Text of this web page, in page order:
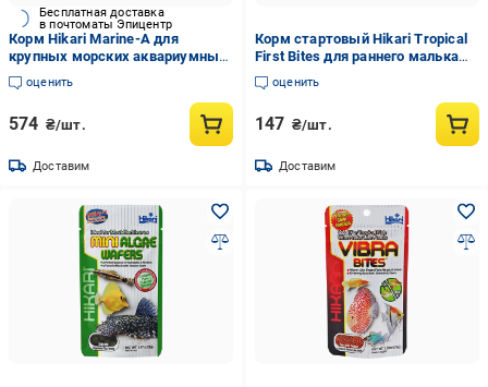
Бесплатная доставка
в почтоматы Эпицентр
Корм Hikari Marine-A для
крупных морских аквариумных
рыб 10+ мм гранулы 2,3-2,6 мм
110 г тонущий (25121)
оценить
574 ₴/шт.
Доставим
Корм стартовый Hikari Tropical
First Bites для раннего малька
рыб 4-10 мм пыль 0,2 мм
плавающая 10 г (20095)
оценить
147 ₴/шт.
Доставим